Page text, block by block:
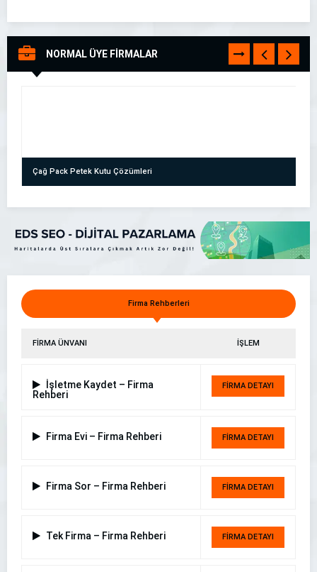
NORMAL ÜYE FİRMALAR TÜMÜNÜ
GÖR
Çağ Pack Petek Kutu Çözümleri
Firma Rehberleri
FİRMA ÜNVANI İŞLEM
İşletme Kaydet – Firma
Rehberi
FİRMA DETAYI
Firma Evi – Firma Rehberi FİRMA DETAYI
Firma Sor – Firma Rehberi FİRMA DETAYI
Tek Firma – Firma Rehberi FİRMA DETAYI